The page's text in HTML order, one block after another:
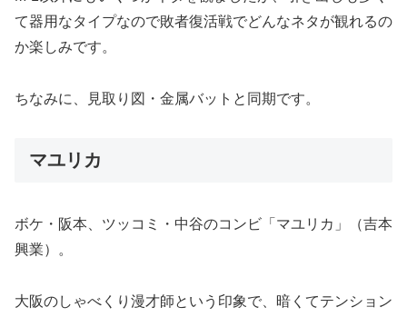
て器用なタイプなので敗者復活戦でどんなネタが観れるの
か楽しみです。
ちなみに、見取り図・金属バットと同期です。
マユリカ
ボケ・阪本、ツッコミ・中谷のコンビ「マユリカ」（吉本
興業）。
大阪のしゃべくり漫才師という印象で、暗くてテンション